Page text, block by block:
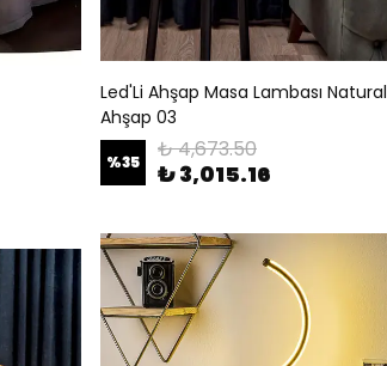
Led'Li Ahşap Masa Lambası Natural
Ahşap 03
%35 ₺ 4,673.50
₺ 3,015.16